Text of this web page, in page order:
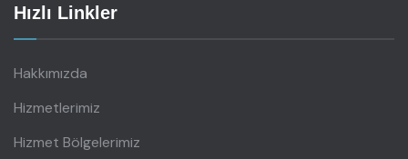
Hızlı Linkler
Hakkımızda
Hizmetlerimiz
Hizmet Bölgelerimiz